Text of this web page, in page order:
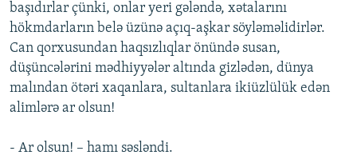
başıdırlar çünki, onlar yeri gələndə, xətalarını
hökmdarların belə üzünə açıq-aşkar söyləməlidirlər.
Can qorxusundan haqsızlıqlar önündə susan,
düşüncələrini mədhiyyələr altında gizlədən, dünya
malından ötəri xaqanlara, sultanlara ikiüzlülük edən
alimlərə ar olsun!
- Ar olsun! – hamı səsləndi.